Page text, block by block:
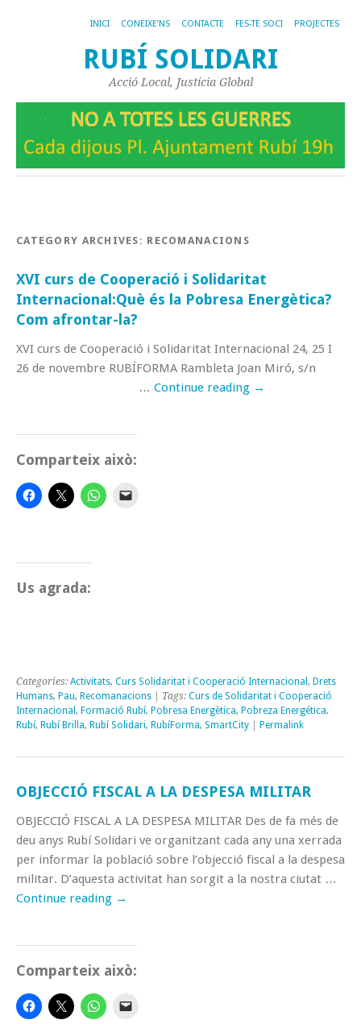
INICI CONEIXE’NS CONTACTE FES-TE SOCI PROJECTES
RUBÍ SOLIDARI
Acció Local, Justícia Global
CATEGORY ARCHIVES: RECOMANACIONS
XVI curs de Cooperació i Solidaritat
Internacional:Què és la Pobresa Energètica?
Com afrontar-la?
XVI curs de Cooperació i Solidaritat Internacional 24, 25 I
26 de novembre RUBÍFORMA Rambleta Joan Miró, s/n
… Continue reading →
Comparteix això:
Us agrada:
Categories: Activitats, Curs Solidaritat i Cooperació Internacional , Drets
Humans, Pau, Recomanacions | Tags: Curs de Solidaritat i Cooperació
Internacional , Formació Rubí, Pobresa Energètica, Pobreza Energética,
Rubí, Rubí Brilla, Rubí Solidari, RubíForma, SmartCity Permalink
OBJECCIÓ FISCAL A LA DESPESA MILITAR
OBJECCIÓ FISCAL A LA DESPESA MILITAR Des de fa més de
deu anys Rubí Solidari ve organitzant cada any una xerrada
per informar la població sobre l’objecció fiscal a la despesa
militar. D’aquesta activitat han sorgit a la nostra ciutat …
Continue reading →
Comparteix això: